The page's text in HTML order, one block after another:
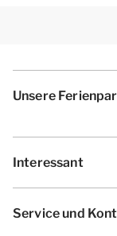
Unsere
Interessant
Service und